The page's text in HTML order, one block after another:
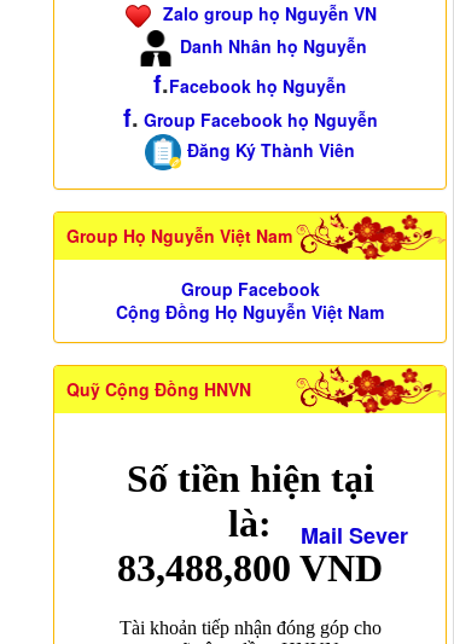
Zalo group họ Nguyễn VN
Danh Nhân họ Nguyễn
f.Facebook họ Nguyễn
f. Group Facebook họ Nguyễn
Đăng Ký Thành Viên
Group Họ Nguyễn Việt Nam
Group Facebook
Cộng Đồng Họ Nguyễn Việt Nam
Quỹ Cộng Đồng HNVN
Mail Sever